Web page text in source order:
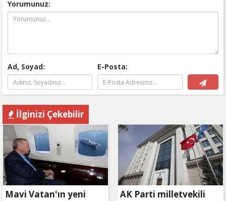
Yorumunuz:
Ad, Soyad: E-Posta:
İlginizi Çekebilir
Mavi Vatan'ın yeni
AK Parti milletvekili